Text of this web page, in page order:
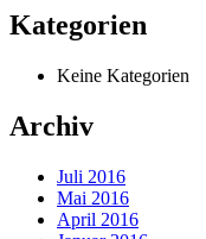
Kategorien
Keine Kategorien
Archiv
Juli 2016
Mai 2016
April 2016